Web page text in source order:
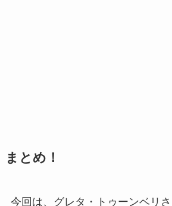
まとめ！
今回は、グレタ・トゥーンベリ